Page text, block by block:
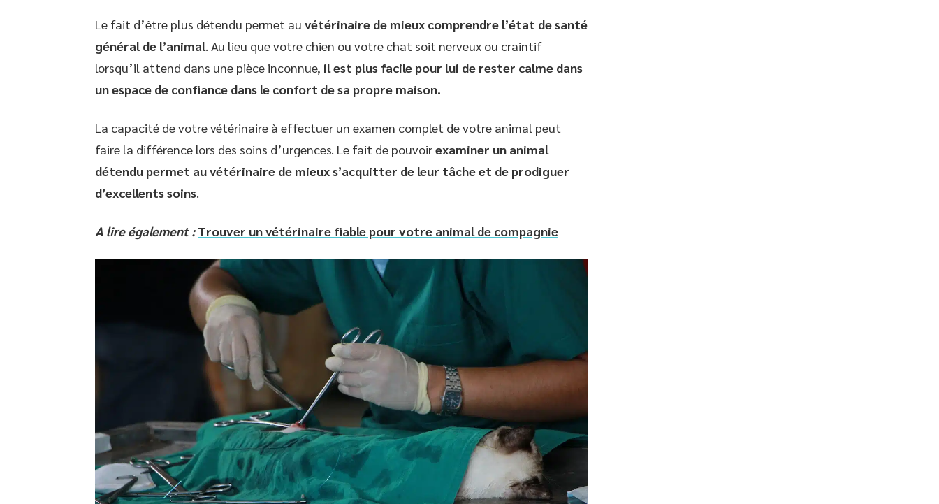
Le fait d’être plus détendu permet au vétérinaire de mieux comprendre l’état de santé
général de l’animal. Au lieu que votre chien ou votre chat soit nerveux ou craintif
lorsqu’il attend dans une pièce inconnue, il est plus facile pour lui de rester calme dans
un espace de confiance dans le confort de sa propre maison.
La capacité de votre vétérinaire à effectuer un examen complet de votre animal peut
faire la différence lors des soins d’urgences. Le fait de pouvoirexaminer un animal
détendu permet au vétérinaire de mieux s’acquitter de leur tâche et de prodiguer
d’excellents soins.
A lire également : Trouver un vétérinaire fiable pour votre animal de compagnie